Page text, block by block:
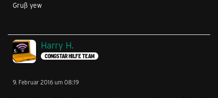
Gruß yew
Harry H.
CONGSTAR HILFE TEAM
9. Februar 2016 um 08:19